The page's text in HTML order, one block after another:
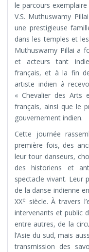
le parcours
V.S. Muthuswamy
une prestigieuse
dans les temples et
Muthuswamy Pillai a
et acteurs tant
français, et à la fin
artiste indien à
« Chevalier des Arts
français, ainsi que le
gouvernement indien.
Cette journée
première fois, des
leur tour danseurs,
des historiens et
spectacle vivant. Leur
de la danse indienne
XXe
siècle. À travers
intervenants et public
entre autres, de la
l’Asie du sud, mais
transmission des